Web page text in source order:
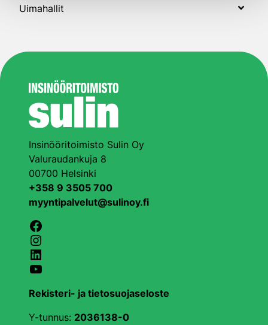
Uimahallit
Insinööritoimisto Sulin Oy
Valuraudankuja 8
00700 Helsinki
+358 9 3505 700
myyntipalvelut@sulinoy.fi
Facebook
Instagram
LinkedIn
YouTube
Rekisteri- ja tietosuojaseloste
Y-tunnus: 2036138-0